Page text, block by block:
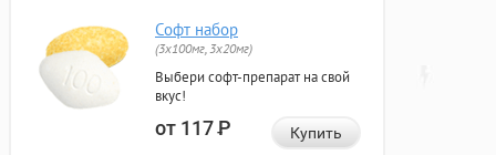
Софт набор
(3x100мг, 3x20мг)
Выбери софт-препарат на свой
вкус!
от 117Р Купить